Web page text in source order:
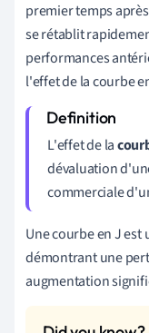
premier temps
se rétablit
performances
l'effet de la courbe
L'effet de la
dévaluation
commerciale
Une courbe en J est
démontrant une
augmentation